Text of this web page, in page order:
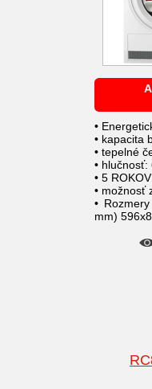
•
• kapacita
• tepelné
• hlučnosť:
• 5
• možnosť
•
mm)